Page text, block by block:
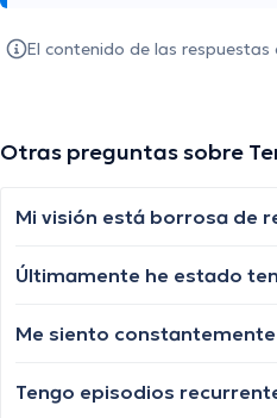
El contenido de las
Otras preguntas sobre
Mi visión está borrosa de